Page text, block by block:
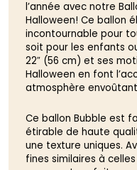
l’année avec notre
Halloween! Ce ballon
incontournable pour
soit pour les enfants
22″ (56 cm) et ses
Halloween en font
atmosphère
Ce ballon Bubble est
étirable de haute
une texture uniques.
fines similaires à